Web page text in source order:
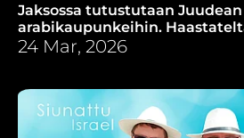
Jaksossa tutustutaan
arabikaupunkeihin.
Ibrahim.
24 Mar, 2026